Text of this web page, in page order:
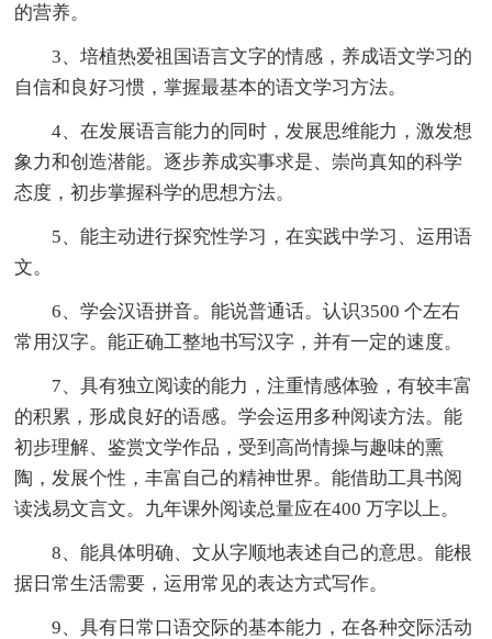
的营养。
3、培植热爱祖国语言文字的情感，养成语文学习的
自信和良好习惯，掌握最基本的语文学习方法。
4、在发展语言能力的同时，发展思维能力，激发想
象力和创造潜能。逐步养成实事求是、崇尚真知的科学
态度，初步掌握科学的思想方法。
5、能主动进行探究性学习，在实践中学习、运用语
文。
6、学会汉语拼音。能说普通话。认识3500 个左右
常用汉字。能正确工整地书写汉字，并有一定的速度。
7、具有独立阅读的能力，注重情感体验，有较丰富
的积累，形成良好的语感。学会运用多种阅读方法。能
初步理解、鉴赏文学作品，受到高尚情操与趣味的熏
陶，发展个性，丰富自己的精神世界。能借助工具书阅
读浅易文言文。九年课外阅读总量应在400 万字以上。
8、能具体明确、文从字顺地表述自己的意思。能根
据日常生活需要，运用常见的表达方式写作。
9、具有日常口语交际的基本能力，在各种交际活动